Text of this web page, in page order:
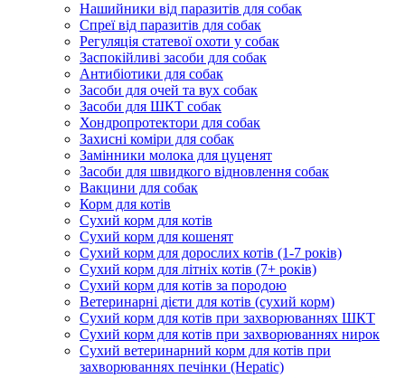
Нашийники від паразитів для собак
Спреї від паразитів для собак
Регуляція статевої охоти у собак
Заспокійливі засоби для собак
Антибіотики для собак
Засоби для очей та вух собак
Засоби для ШКТ собак
Хондропротектори для собак
Захисні коміри для собак
Замінники молока для цуценят
Засоби для швидкого відновлення собак
Вакцини для собак
Корм для котів
Сухий корм для котів
Сухий корм для кошенят
Сухий корм для дорослих котів (1-7 років)
Сухий корм для літніх котів (7+ років)
Сухий корм для котів за породою
Ветеринарні дієти для котів (сухий корм)
Сухий корм для котів при захворюваннях ШКТ
Сухий корм для котів при захворюваннях нирок
Сухий ветеринарний корм для котів при
захворюваннях печінки (Hepatic)